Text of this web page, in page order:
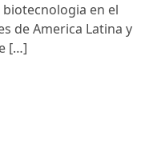
biotecnologia en el
de America Latina y
[…]